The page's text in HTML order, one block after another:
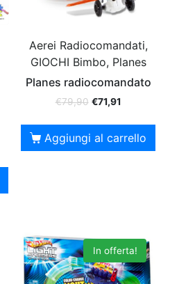
Aerei Radiocomandati,
GIOCHI Bimbo, Planes
Planes radiocomandato
€79,90 €71,91
Aggiungi al carrello
In offerta!